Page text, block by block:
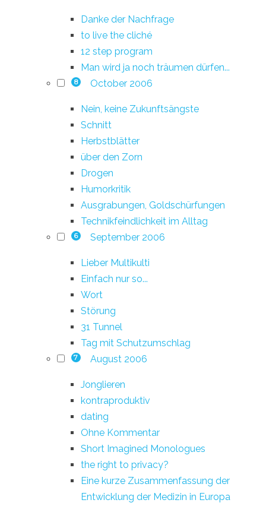
Danke der Nachfrage
to live the cliché
12 step program
Man wird ja noch träumen dürfen...
8 October 2006
Nein, keine Zukunftsängste
Schnitt
Herbstblätter
über den Zorn
Drogen
Humorkritik
Ausgrabungen, Goldschürfungen
Technikfeindlichkeit im Alltag
6 September 2006
Lieber Multikulti
Einfach nur so...
Wort
Störung
31 Tunnel
Tag mit Schutzumschlag
7 August 2006
Jonglieren
kontraproduktiv
dating
Ohne Kommentar
Short Imagined Monologues
the right to privacy?
Eine kurze Zusammenfassung der
Entwicklung der Medizin in Europa